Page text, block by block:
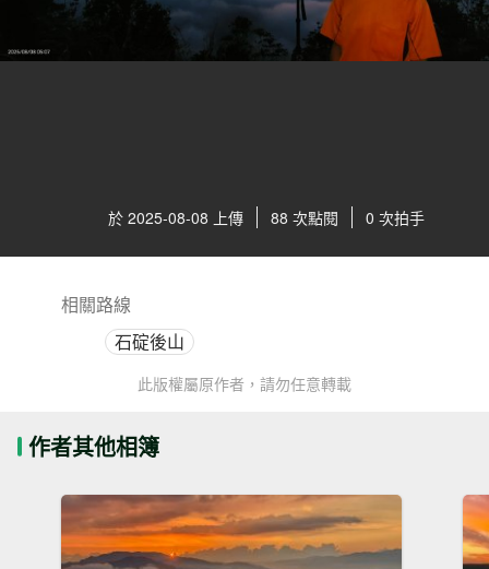
於 2025-08-08 上傳 88 次點閱 0 次拍手
相關路線
石碇後山
此版權屬原作者，請勿任意轉載
作者其他相簿